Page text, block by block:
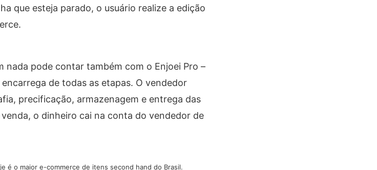
que esteja parado, o usuário realize a edição
nada pode contar também com o Enjoei Pro –
de todas as etapas. O vendedor
precificação, armazenagem e entrega das
o dinheiro cai na conta do vendedor de
é o maior e-commerce de itens second hand do Brasil.